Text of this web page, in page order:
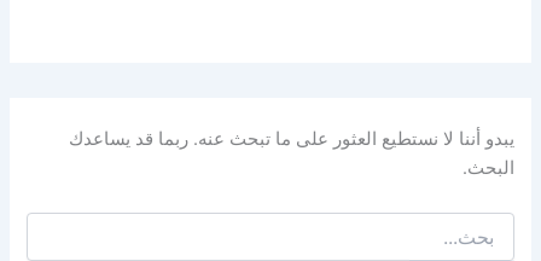
يبدو أننا لا نستطيع العثور على ما تبحث عنه. ربما قد يساعدك
البحث.
عن: